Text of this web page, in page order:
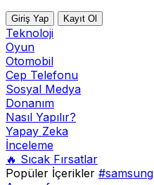
Giriş Yap Kayıt Ol
Teknoloji
Oyun
Otomobil
Cep Telefonu
Sosyal Medya
Donanım
Nasıl Yapılır?
Yapay Zeka
İnceleme
🔥 Sıcak Fırsatlar
Popüler İçerikler #samsung